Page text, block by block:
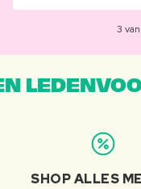
3
SHOP ALLES